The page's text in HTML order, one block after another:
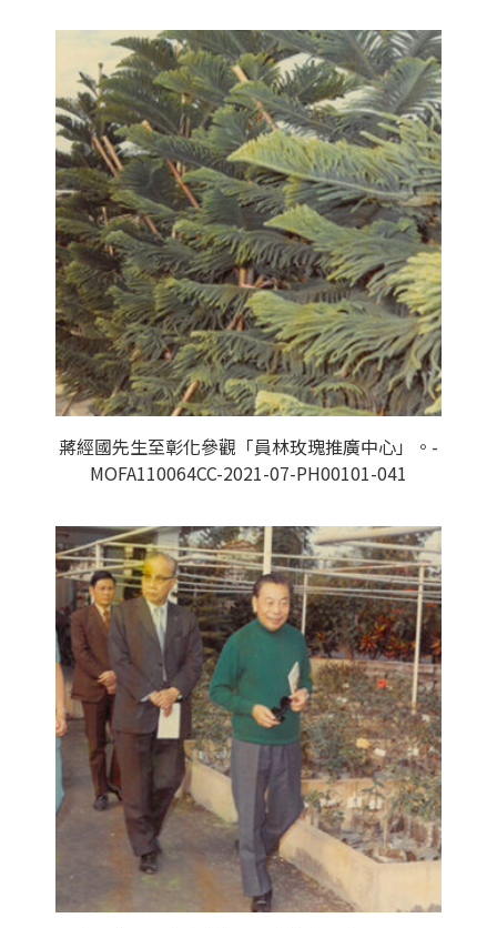
蔣經國先生至彰化參觀「員林玫瑰推廣中心」。-
MOFA110064CC-2021-07-PH00101-041